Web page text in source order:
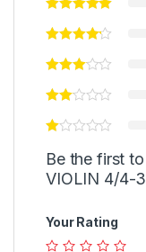
Be the first
VIOLIN 4/4-
Your Rating